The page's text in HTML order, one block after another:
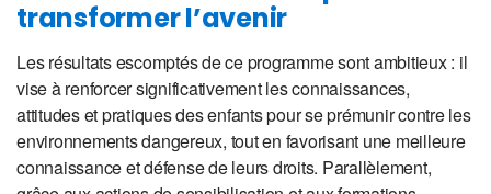
transformer l’avenir
Les résultats escomptés de ce programme sont ambitieux : il
vise à renforcer significativement les connaissances,
attitudes et pratiques des enfants pour se prémunir contre les
environnements dangereux, tout en favorisant une meilleure
connaissance et défense de leurs droits. Parallèlement,